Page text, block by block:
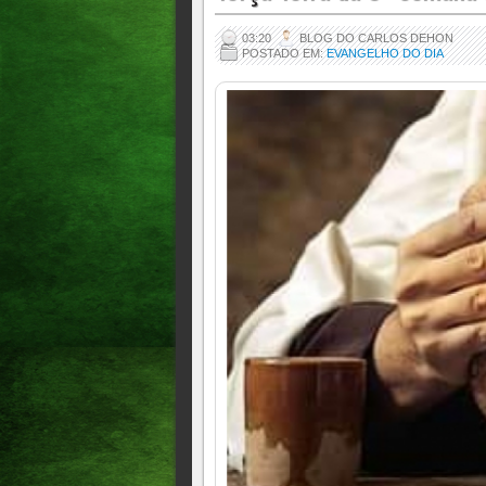
03:20
BLOG DO CARLOS DEHON
POSTADO EM:EVANGELHO DO DIA